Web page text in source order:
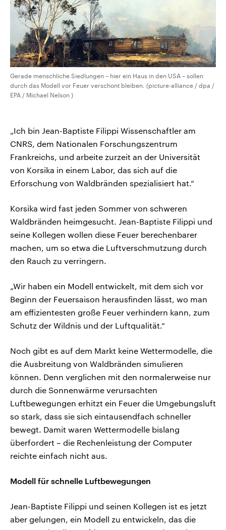
Gerade menschliche Siedlungen – hier ein Haus in den USA – sollen
durch das Modell vor Feuer verschont bleiben. (picture-alliance / dpa /
EPA / Michael Nelson )
„Ich bin Jean-Baptiste Filippi Wissenschaftler am
CNRS, dem Nationalen Forschungszentrum
Frankreichs, und arbeite zurzeit an der Universität
von Korsika in einem Labor, das sich auf die
Erforschung von Waldbränden spezialisiert hat.“
Korsika wird fast jeden Sommer von schweren
Waldbränden heimgesucht. Jean-Baptiste Filippi und
seine Kollegen wollen diese Feuer berechenbarer
machen, um so etwa die Luftverschmutzung durch
den Rauch zu verringern.
„Wir haben ein Modell entwickelt, mit dem sich vor
Beginn der Feuersaison herausfinden lässt, wo man
am effizientesten große Feuer verhindern kann, zum
Schutz der Wildnis und der Luftqualität.“
Noch gibt es auf dem Markt keine Wettermodelle, die
die Ausbreitung von Waldbränden simulieren
können. Denn verglichen mit den normalerweise nur
durch die Sonnenwärme verursachten
Luftbewegungen erhitzt ein Feuer die Umgebungsluft
so stark, dass sie sich eintausendfach schneller
bewegt. Damit waren Wettermodelle bislang
überfordert – die Rechenleistung der Computer
reichte einfach nicht aus.
Modell für schnelle Luftbewegungen
Jean-Baptiste Filippi und seinen Kollegen ist es jetzt
aber gelungen, ein Modell zu entwickeln, das die